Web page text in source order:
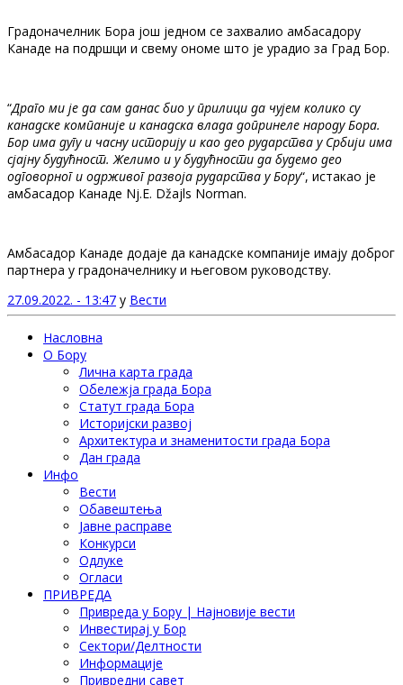
Градоначелник Бора још једном се захвалио амбасадору
Канаде на подршци и свему ономе што је урадио за Град Бор.
“Драго ми је да сам данас био у прилици да чујем колико су
канадске компаније и канадска влада допринеле народу Бора.
Бор има дугу и часну историју и као део рударства у Србији има
сјајну будућност. Желимо и у будућности да будемо део
одговорног и одрживог развоја рударства у Бору“, истакао је
амбасадор Канаде Nj.E. Džajls Norman.
Амбасадор Канаде додаје да канадске компаније имају доброг
партнера у градоначелнику и његовом руководству.
27.09.2022. - 13:47 у Вести
Насловна
О Бору
Лична карта града
Обележја града Бора
Статут града Бора
Историјски развој
Архитектура и знаменитости града Бора
Дан града
Инфо
Вести
Обавештења
Јавне расправе
Конкурси
Одлуке
Огласи
ПРИВРЕДА
Привреда у Бору | Најновије вести
Инвестирај у Бор
Сектори/Делтности
Информације
Привредни савет